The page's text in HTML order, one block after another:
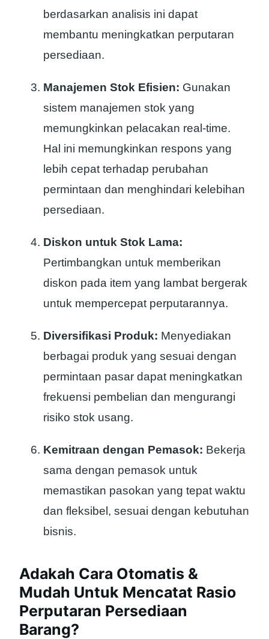
berdasarkan analisis ini dapat
membantu meningkatkan perputaran
persediaan.
Manajemen Stok Efisien: Gunakan
sistem manajemen stok yang
memungkinkan pelacakan real-time.
Hal ini memungkinkan respons yang
lebih cepat terhadap perubahan
permintaan dan menghindari kelebihan
persediaan.
Diskon untuk Stok Lama:
Pertimbangkan untuk memberikan
diskon pada item yang lambat bergerak
untuk mempercepat perputarannya.
Diversifikasi Produk: Menyediakan
berbagai produk yang sesuai dengan
permintaan pasar dapat meningkatkan
frekuensi pembelian dan mengurangi
risiko stok usang.
Kemitraan dengan Pemasok: Bekerja
sama dengan pemasok untuk
memastikan pasokan yang tepat waktu
dan fleksibel, sesuai dengan kebutuhan
bisnis.
Adakah Cara Otomatis &
Mudah Untuk Mencatat Rasio
Perputaran Persediaan
Barang?